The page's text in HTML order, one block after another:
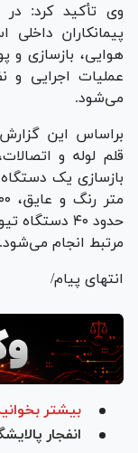
وی تأکید کرد:
پیمانکاران
هوایی، بازسازی و
عملیات اجرایی و
می‌شود.
حدود ۴۰
مرتبط انجام می‌شود.
انتهای پیام/
بیشتر
انفجار